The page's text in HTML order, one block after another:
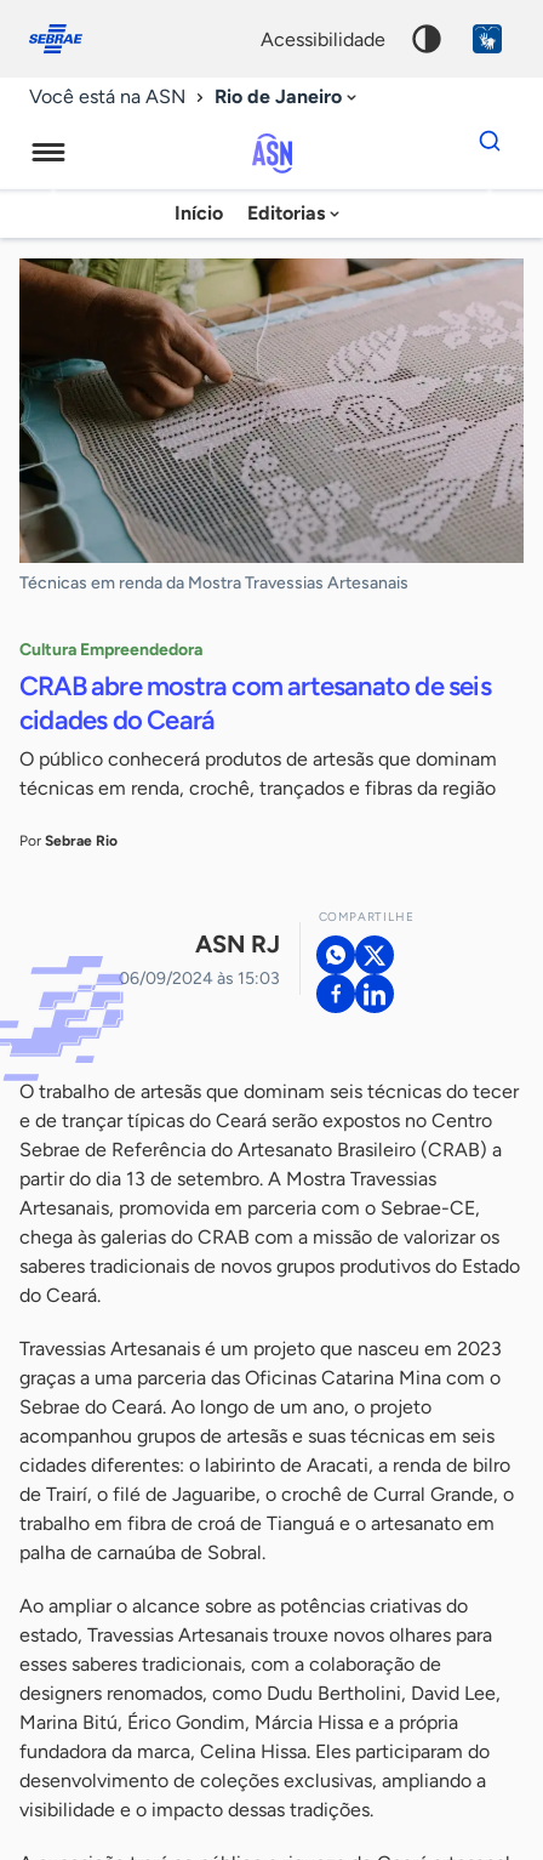
conosco
acessibilidade
Você está na ASN Rio de Janeiro
Agência
Sebrae
de
Notícias
Início Editorias
Dados
para
chave
Técnicas em renda da Mostra Travessias Artesanais
Cultura Empreendedora
CRAB abre mostra com artesanato de seis
cidades do Ceará
O público conhecerá produtos de artesãs que dominam
técnicas em renda, crochê, trançados e fibras da região
Por Sebrae Rio
ASN RJ
06/09/2024 às 15:03
COMPARTILHE
O trabalho de artesãs que dominam seis técnicas do tecer
e de trançar típicas do Ceará serão expostos no Centro
Sebrae de Referência do Artesanato Brasileiro (CRAB) a
partir do dia 13 de setembro. A Mostra Travessias
Artesanais, promovida em parceria com o Sebrae-CE,
chega às galerias do CRAB com a missão de valorizar os
saberes tradicionais de novos grupos produtivos do Estado
do Ceará.
Travessias Artesanais é um projeto que nasceu em 2023
graças a uma parceria das Oficinas Catarina Mina com o
Sebrae do Ceará. Ao longo de um ano, o projeto
acompanhou grupos de artesãs e suas técnicas em seis
cidades diferentes: o labirinto de Aracati, a renda de bilro
de Trairí, o filé de Jaguaribe, o crochê de Curral Grande, o
trabalho em fibra de croá de Tianguá e o artesanato em
palha de carnaúba de Sobral.
Ao ampliar o alcance sobre as potências criativas do
estado, Travessias Artesanais trouxe novos olhares para
esses saberes tradicionais, com a colaboração de
designers renomados, como Dudu Bertholini, David Lee,
Marina Bitú, Érico Gondim, Márcia Hissa e a própria
fundadora da marca, Celina Hissa. Eles participaram do
desenvolvimento de coleções exclusivas, ampliando a
visibilidade e o impacto dessas tradições.